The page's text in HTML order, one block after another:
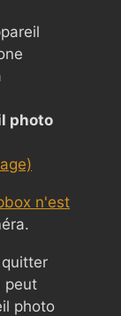
photo
n'est
peut
photo